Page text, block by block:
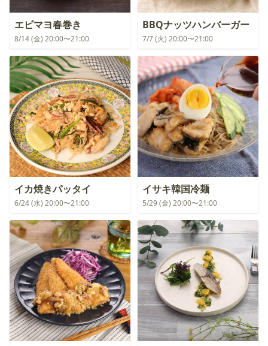
エビマヨ春巻き
8/14 (金) 20:00〜21:00
BBQナッツハンバーガー
7/7 (火) 20:00〜21:00
イカ焼きパッタイ
6/24 (水) 20:00〜21:00
イサキ韓国冷麺
5/29 (金) 20:00〜21:00